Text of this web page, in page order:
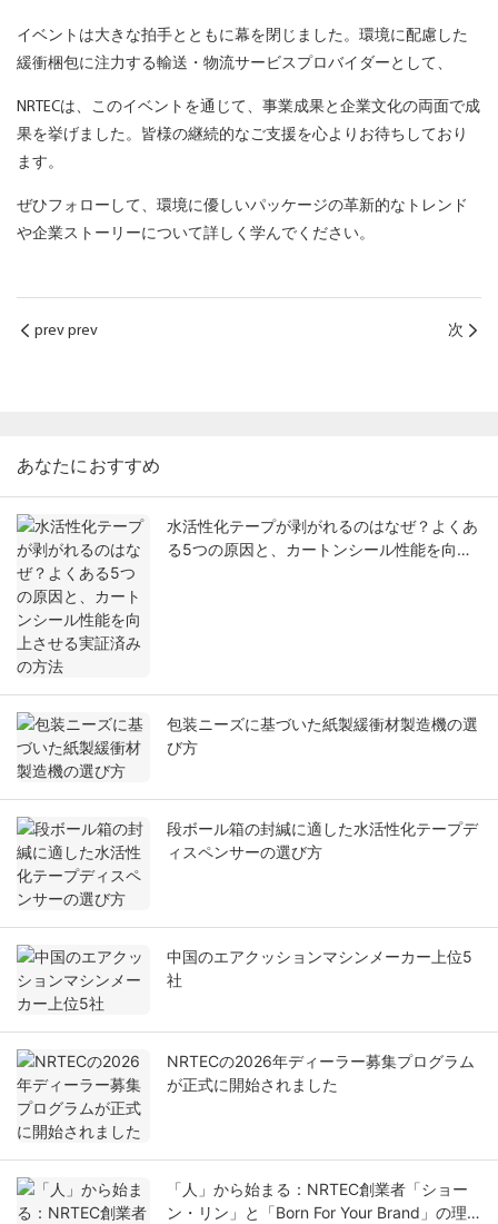
イベントは大きな拍手とともに幕を閉じました。環境に配慮した
緩衝梱包に注力する輸送・物流サービスプロバイダーとして、
NRTECは、このイベントを通じて、事業成果と企業文化の両面で成
果を挙げました。皆様の継続的なご支援を心よりお待ちしており
ます。
ぜひフォローして、環境に優しいパッケージの革新的なトレンド
や企業ストーリーについて詳しく学んでください。
prev prev 次
あなたにおすすめ
水活性化テープが剥がれるのはなぜ？よくあ
る5つの原因と、カートンシール性能を向上
包装ニーズに基づいた紙製緩衝材製造機の選
び方
段ボール箱の封緘に適した水活性化テープデ
ィスペンサーの選び方
中国のエアクッションマシンメーカー上位5
社
NRTECの2026年ディーラー募集プログラム
が正式に開始されました
「人」から始まる：NRTEC創業者「ショー
ン・リン」と「Born For Your Brand」の理